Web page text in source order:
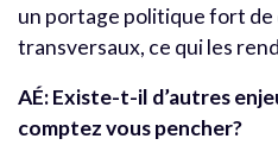
un portage politique fort de
transversaux, ce qui les
AÉ: Existe-t-il d’autres
comptez vous pencher?